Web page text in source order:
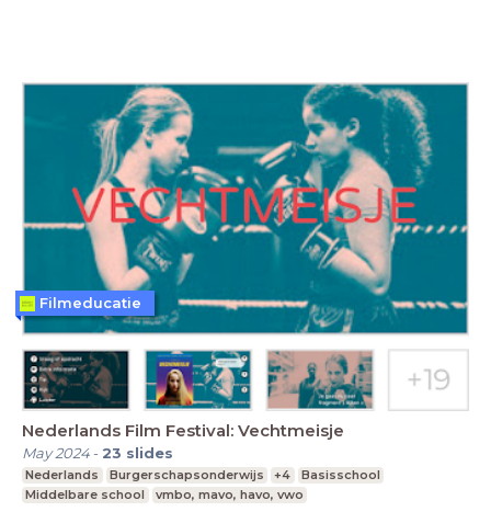
Nederlands Film Festival: Vechtmeisje
May 2024- 23 slides
Nederlands Burgerschapsonderwijs +4
Basisschool
Middelbare school
vmbo, mavo, havo, vwo
Filmeducatie